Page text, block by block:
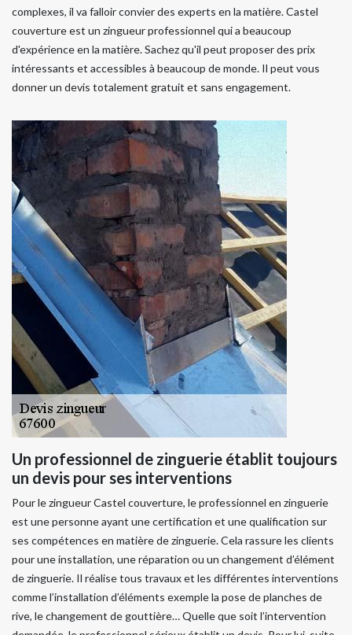
complexes, il va falloir convier des experts en la matière. Castel
couverture est un zingueur professionnel qui a beaucoup
d'expérience en la matière. Sachez qu'il peut proposer des prix
intéressants et accessibles à beaucoup de monde. Il peut vous
donner un devis totalement gratuit et sans engagement.
Un professionnel de zinguerie établit toujours
un devis pour ses interventions
Pour le zingueur Castel couverture, le professionnel en zinguerie
est une personne ayant une certification et une qualification sur
ses compétences en matière de zinguerie. Cela rassure les clients
pour une installation, une réparation ou un changement d’élément
de zinguerie. Il réalise tous travaux et les différentes interventions
comme l’installation d’éléments exemple la pose de planches de
rive, le changement de gouttière… Quelle que soit l’intervention